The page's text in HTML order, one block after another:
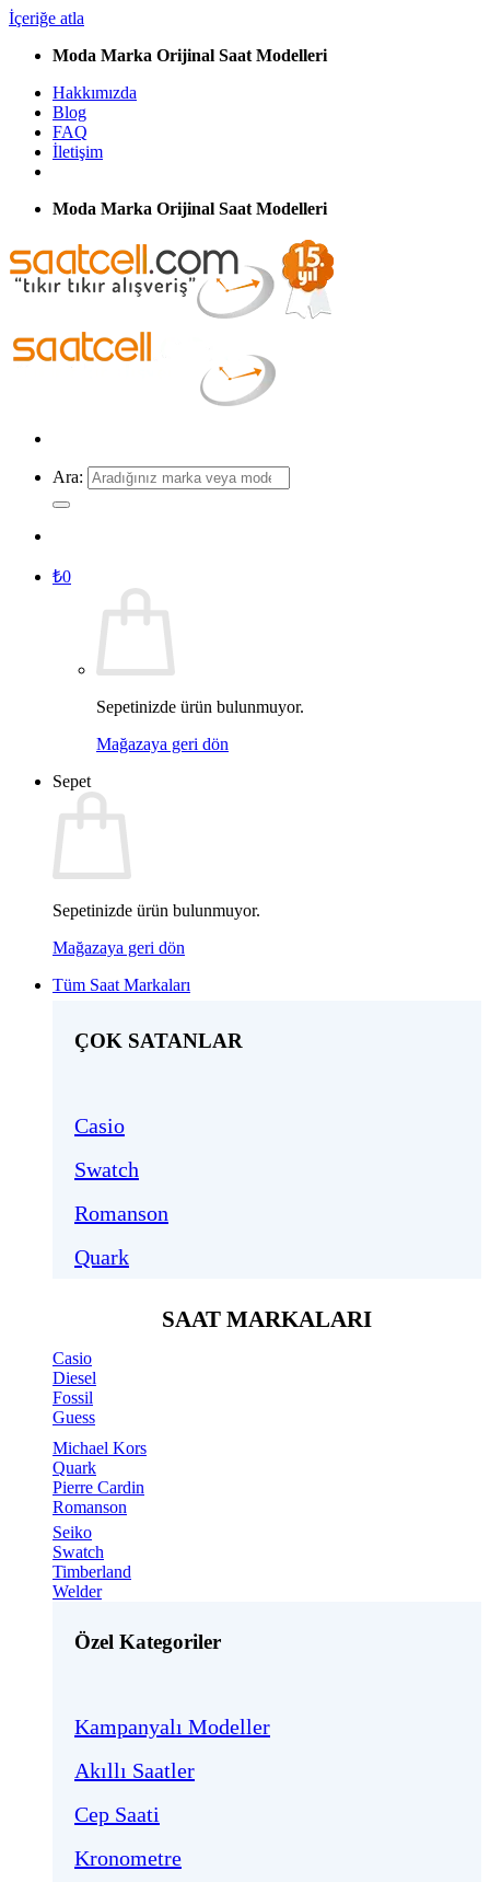
İçeriğe atla
Moda Marka Orijinal Saat Modelleri
Hakkımızda
Blog
FAQ
İletişim
Moda Marka Orijinal Saat Modelleri
Ara:
₺0
Sepetinizde ürün bulunmuyor.
Mağazaya geri dön
Sepet
Sepetinizde ürün bulunmuyor.
Mağazaya geri dön
Tüm Saat Markaları
ÇOK SATANLAR
Casio
Swatch
Romanson
Quark
SAAT MARKALARI
Casio
Diesel
Fossil
Guess
Michael Kors
Quark
Pierre Cardin
Romanson
Seiko
Swatch
Timberland
Welder
Özel Kategoriler
Kampanyalı Modeller
Akıllı Saatler
Cep Saati
Kronometre